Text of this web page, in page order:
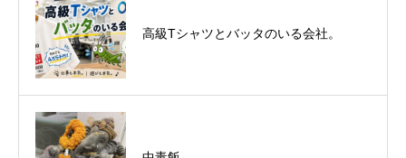
高級Tシャツとバッタのいる会社。
た！（秋保温泉）